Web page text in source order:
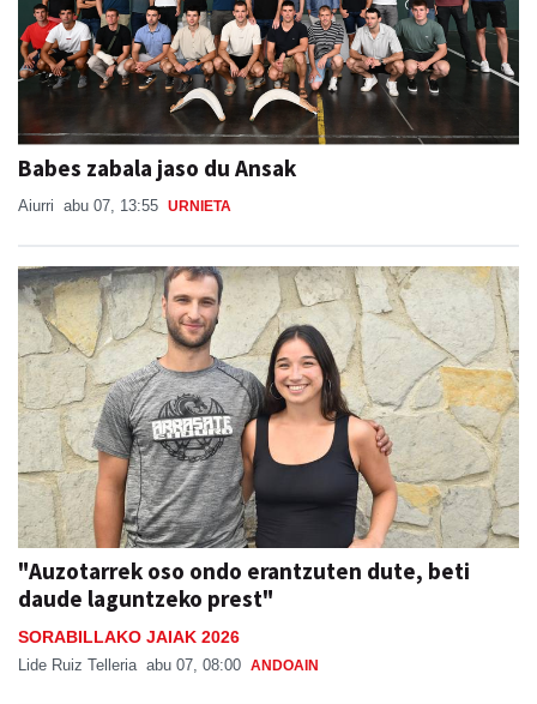
Babes zabala jaso du Ansak
Aiurri abu 07, 13:55 URNIETA
"Auzotarrek oso ondo erantzuten dute, beti
daude laguntzeko prest"
SORABILLAKO JAIAK 2026
Lide Ruiz Telleria abu 07, 08:00 ANDOAIN